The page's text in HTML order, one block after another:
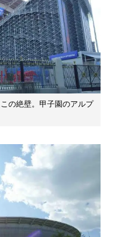
の絶壁。甲子園のアルプ